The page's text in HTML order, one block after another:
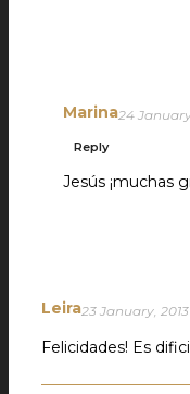
Marina24
Reply
Jesús ¡muchas
Leira23 January, 2013
Felicidades! Es